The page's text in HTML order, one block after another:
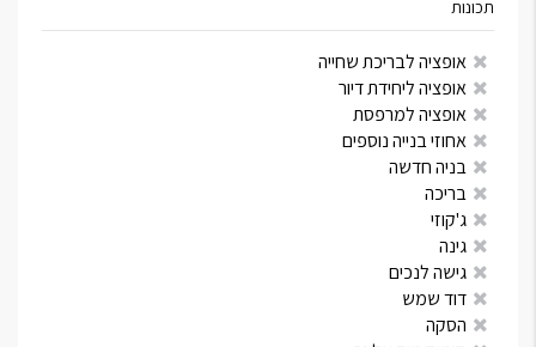
תכונות
אופציה לבריכת שחייה
אופציה ליחידת דיור
אופציה למרפסת
אחוזי בנייה נוספים
בניה חדשה
בריכה
ג'קוזי
גינה
גישה לנכים
דוד שמש
הסקה